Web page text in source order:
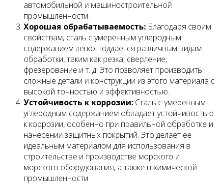
автомобильной и машиностроительной
промышленности.
Хорошая обрабатываемость: Благодаря своим
свойствам, сталь с умеренным углеродным
содержанием легко поддается различным видам
обработки, таким как резка, сверление,
фрезерование и т. д. Это позволяет производить
сложные детали и конструкции из этого материала с
высокой точностью и эффективностью.
Устойчивость к коррозии: Сталь с умеренным
углеродным содержанием обладает устойчивостью
к коррозии, особенно при правильной обработке и
нанесении защитных покрытий. Это делает ее
идеальным материалом для использования в
строительстве и производстве морского и
морского оборудования, а также в химической
промышленности.